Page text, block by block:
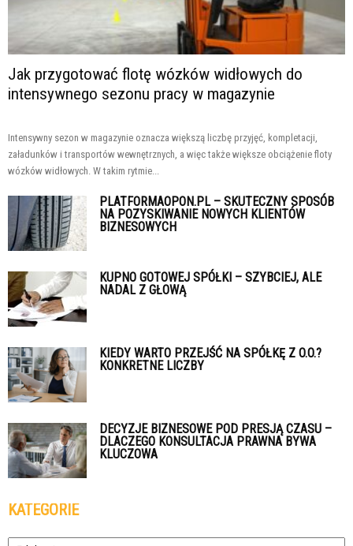
Jak przygotować flotę wózków widłowych do
intensywnego sezonu pracy w magazynie
Intensywny sezon w magazynie oznacza większą liczbę przyjęć, kompletacji,
załadunków i transportów wewnętrznych, a więc także większe obciążenie floty
wózków widłowych. W takim rytmie...
PLATFORMAOPON.PL – SKUTECZNY SPOSÓB
NA POZYSKIWANIE NOWYCH KLIENTÓW
BIZNESOWYCH
KUPNO GOTOWEJ SPÓŁKI – SZYBCIEJ, ALE
NADAL Z GŁOWĄ
KIEDY WARTO PRZEJŚĆ NA SPÓŁKĘ Z O.O.?
KONKRETNE LICZBY
DECYZJE BIZNESOWE POD PRESJĄ CZASU –
DLACZEGO KONSULTACJA PRAWNA BYWA
KLUCZOWA
KATEGORIE
Kategorie